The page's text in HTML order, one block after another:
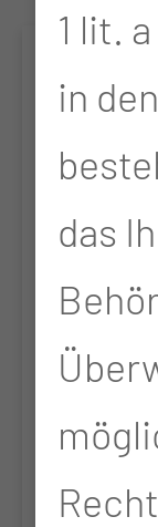
bei
1 lit.
in
das